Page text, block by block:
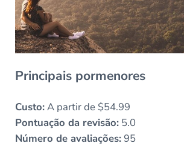
Principais pormenores
Custo:A partir de $54.99
Pontuação da revisão:5.0
Número de avaliações:95